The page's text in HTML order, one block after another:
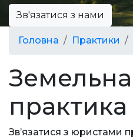
Зв'язатися з нами
Головна Практики
Земельна
практика
Зв’язатися з юристами